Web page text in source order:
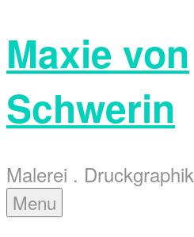
Skip
to
content
Maxie von
Schwerin
Malerei .
Menu